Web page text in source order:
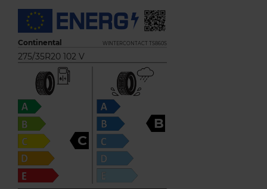
Continental WINTERCONTACT TS860S
275/35R20 102 V
C
B